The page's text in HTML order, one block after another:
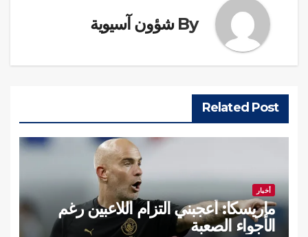
By شؤون آسيوية
Related Post
أخبار
ماريسكا: أعجبني التزام اللاعبين رغم
الأجواء الصعبة